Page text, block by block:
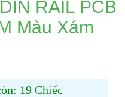
RAIL PCB
Màu Xám
19 Chiếc